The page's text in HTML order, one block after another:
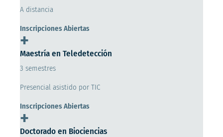
A distancia
Inscripciones Abiertas
+
Maestría en Teledetección
3 semestres
Presencial asistido por TIC
Inscripciones Abiertas
+
Doctorado en Biociencias